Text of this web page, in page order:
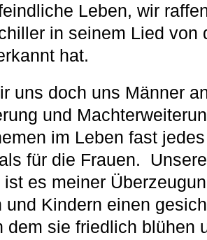
Leben, wir
in seinem Lied von
hat.
uns doch uns Männer
und
im Leben fast
für die Frauen.
ist es meiner
und Kindern einen
dem sie friedlich blühen